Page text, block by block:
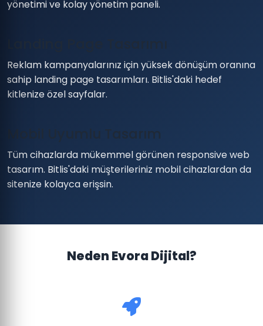
yönetimi ve kolay yönetim paneli.
Reklam kampanyalarınız için yüksek dönüşüm oranına
sahip landing page tasarımları. Bitlis'daki hedef
kitlenize özel sayfalar.
Mobil Uyumlu Tasarım
Tüm cihazlarda mükemmel görünen responsive web
tasarım. Bitlis'daki müşterileriniz mobil cihazlardan da
sitenize kolayca erişsin.
Neden Evora Dijital?